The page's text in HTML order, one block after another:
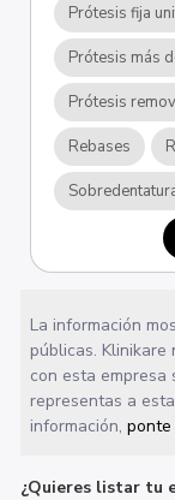
Prótesis fija
Prótesis más
Prótesis
Rebases
La información
públicas.
con esta empresa
representas a
información,
¿Quieres listar tu